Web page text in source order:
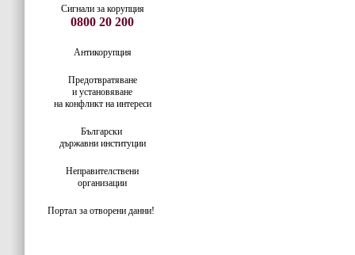
Сигнали за корупция
0800 20 200
Антикорупция
Предотвратяване
и установяване
на конфликт на интереси
Български
държавни институции
Неправителствени
организации
Портал за отворени данни!